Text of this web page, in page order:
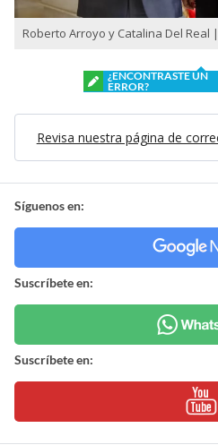
Roberto Arroyo y Catalina Del Real
¿ENCONTRASTE UN
ERROR?
Revisa nuestra página de
Síguenos en:
Suscríbete en:
Suscríbete en: